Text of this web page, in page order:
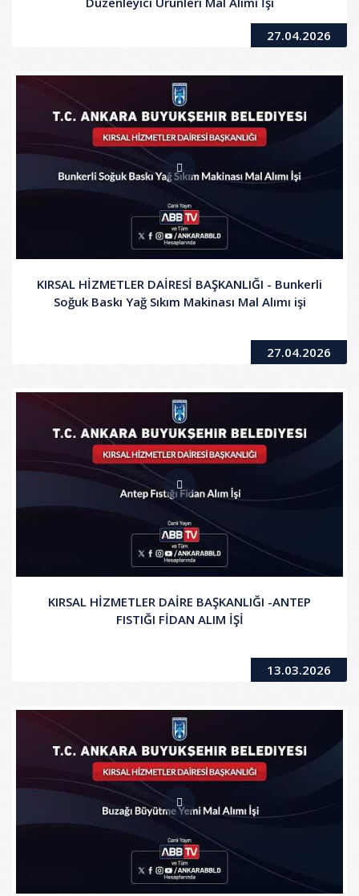
27.04.2026
KIRSAL HİZMETLER DAİRESİ BAŞKANLIĞI - Bunkerli
Soğuk Baskı Yağ Sıkım Makinası Mal Alımı işi
27.04.2026
KIRSAL HİZMETLER DAİRE BAŞKANLIĞI -ANTEP
FISTIĞI FİDAN ALIM İŞİ
13.03.2026